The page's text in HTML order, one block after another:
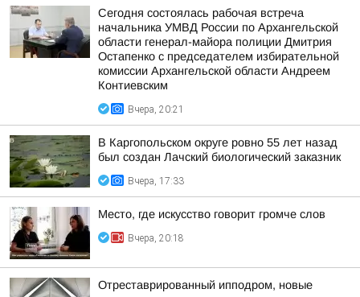
Сегодня состоялась рабочая встреча
начальника УМВД России по Архангельской
области генерал-майора полиции Дмитрия
Остапенко с председателем избирательной
комиссии Архангельской области Андреем
Контиевским
Вчера, 20:21
В Каргопольском округе ровно 55 лет назад
был создан Лачский биологический заказник
Вчера, 17:33
Место, где искусство говорит громче слов
Вчера, 20:18
Отреставрированный ипподром, новые